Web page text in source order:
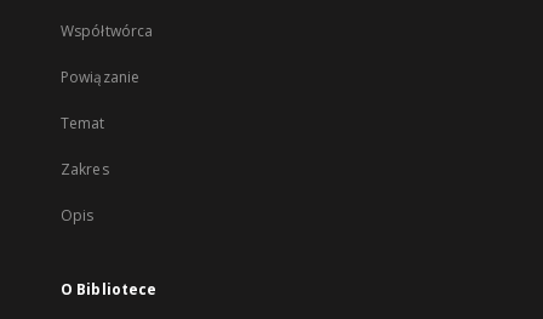
Współtwórca
Powiązanie
Temat
Zakres
Opis
O Bibliotece